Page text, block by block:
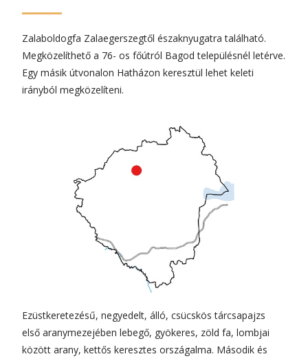
Zalaboldogfa Zalaegerszegtől északnyugatra található.
Megközelíthető a 76- os főútról Bagod településnél letérve.
Egy másik útvonalon Hatházon keresztül lehet keleti
irányból megközelíteni.
Ezüstkeretezésű, negyedelt, álló, csücskös tárcsapajzs
első aranymezejében lebegő, gyökeres, zöld fa, lombjai
között arany, kettős keresztes országalma. Második és